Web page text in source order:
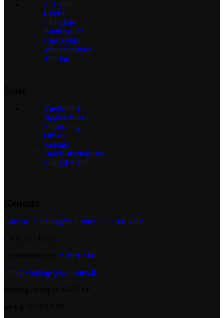
El-Cykler
Cykler
Ladcykler
Børnecykler
Crosscykler
MountainBikes
Tilbehør
Værkstedet
Nøgleservice
Finansering
Om os
Kontakt
Handelsbetingelser
Fortryd Aftale
Adresse Vindinggård Center 17, 7100 Vejle
75 82 03 06
Info@VindingCykelcenter.dk